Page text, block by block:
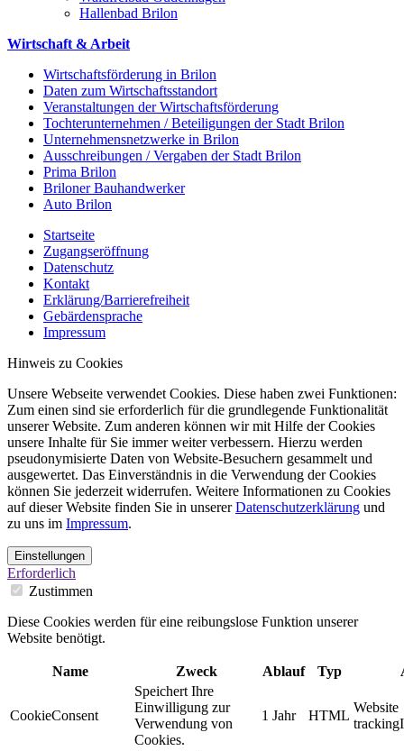
Hallenbad Brilon
Wirtschaft & Arbeit
Wirtschaftsförderung in Brilon
Daten zum Wirtschaftsstandort
Veranstaltungen der Wirtschaftsförderung
Tochterunternehmen / Beteiligungen der Stadt Brilon
Unternehmensnetzwerke in Brilon
Ausschreibungen / Vergaben der Stadt Brilon
Prima Brilon
Briloner Bauhandwerker
Auto Brilon
Startseite
Zugangseröffnung
Datenschutz
Kontakt
Erklärung/Barrierefreiheit
Gebärdensprache
Impressum
Hinweis zu Cookies
Unsere Webseite verwendet Cookies. Diese haben zwei Funktionen:
Zum einen sind sie erforderlich für die grundlegende Funktionalität
unserer Website. Zum anderen können wir mit Hilfe der Cookies
unsere Inhalte für Sie immer weiter verbessern. Hierzu werden
pseudonymisierte Daten von Website-Besuchern gesammelt und
ausgewertet. Das Einverständnis in die Verwendung der Cookies
können Sie jederzeit widerrufen. Weitere Informationen zu Cookies
auf dieser Website finden Sie in unsererDatenschutzerklärung und
zu uns im Impressum.
Einstellungen
Erforderlich
Zustimmen
Diese Cookies werden für eine reibungslose Funktion unserer
Website benötigt.
Name Zweck Ablauf Typ
CookieConsent
Speichert Ihre
Einwilligung zur
Verwendung von
Cookies.
1 Jahr HTML
Website